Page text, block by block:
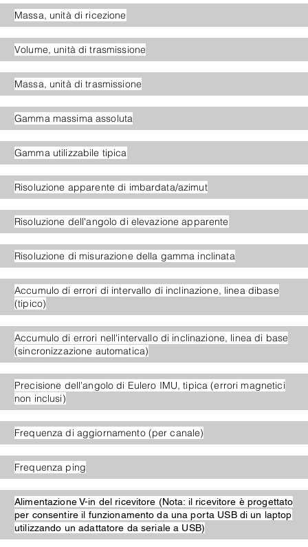
Massa, unità di ricezione
Volume, unità di trasmissione
Massa, unità di trasmissione
Gamma massima assoluta
Gamma utilizzabile tipica
Risoluzione apparente di imbardata/azimut
Risoluzione dell'angolo di elevazione apparente
Risoluzione di misurazione della gamma inclinata
Accumulo di errori di intervallo di inclinazione, linea dibase
(tipico)
Accumulo di errori nell'intervallo di inclinazione, linea di base
(sincronizzazione automatica)
Precisione dell'angolo di Eulero IMU, tipica (errori magnetici
non inclusi)
Frequenza di aggiornamento (per canale)
Frequenza ping
Alimentazione V-in del ricevitore (Nota: il ricevitore è progettato
per consentire il funzionamento da una porta USB di un laptop
utilizzando un adattatore da seriale a USB)